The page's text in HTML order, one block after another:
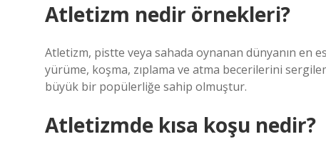
Atletizm nedir örnekleri?
Atletizm, pistte veya sahada oynanan dünyanın en
yürüme, koşma, zıplama ve atma becerilerini
büyük bir popülerliğe sahip olmuştur.
Atletizmde kısa koşu nedir?